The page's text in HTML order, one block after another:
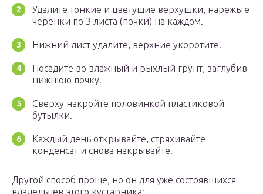
Удалите тонкие и цветущие верхушки, нарежьте
черенки по 3 листа (почки) на каждом.
Нижний лист удалите, верхние укоротите.
Посадите во влажный и рыхлый грунт, заглубив
нижнюю почку.
Сверху накройте половинкой пластиковой
бутылки.
Каждый день открывайте, стряхивайте
конденсат и снова накрывайте.
Другой способ проще, но он для уже состоявшихся
владельцев этого кустарника: